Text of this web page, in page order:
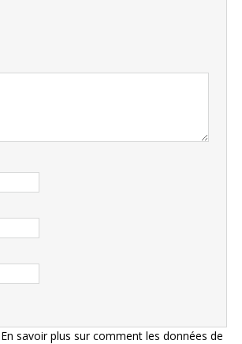
En savoir plus sur comment les données de